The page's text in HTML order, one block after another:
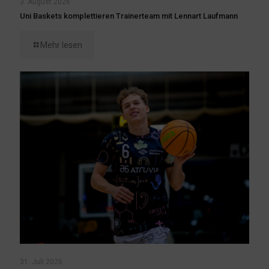
3. August 2026
Uni Baskets komplettieren Trainerteam mit Lennart Laufmann
Mehr lesen
31. Juli 2026